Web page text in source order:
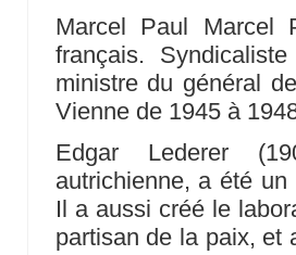
Marcel Paul Marcel
français.
ministre du général
Vienne de 1945 à
Edgar Lederer
autrichienne, a été
Il a aussi créé le
partisan de la paix, et